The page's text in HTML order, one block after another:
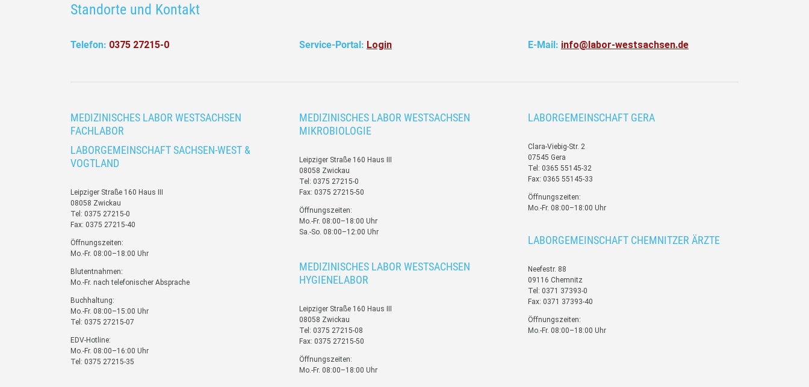
Standorte und Kontakt
Telefon: 0375 27215-0 Service-Portal: Login E-Mail: info@labor-westsachsen.de
MEDIZINISCHES LABOR WESTSACHSEN
FACHLABOR
LABORGEMEINSCHAFT SACHSEN-WEST &
VOGTLAND
Leipziger Straße 160 Haus III
08058 Zwickau
Tel: 0375 27215-0
Fax: 0375 27215-40
Öffnungszeiten:
Mo.-Fr. 08:00–18:00 Uhr
Blutentnahmen:
Mo.-Fr. nach telefonischer Absprache
Buchhaltung:
Mo.-Fr. 08:00–15:00 Uhr
Tel: 0375 27215-07
EDV-Hotline:
Mo.-Fr. 08:00–16:00 Uhr
Tel: 0375 27215-35
MEDIZINISCHES LABOR WESTSACHSEN
MIKROBIOLOGIE
Leipziger Straße 160 Haus III
08058 Zwickau
Tel: 0375 27215-0
Fax: 0375 27215-50
Öffnungszeiten:
Mo.-Fr. 08:00–18:00 Uhr
Sa.-So. 08:00–12:00 Uhr
MEDIZINISCHES LABOR WESTSACHSEN
HYGIENELABOR
Leipziger Straße 160 Haus III
08058 Zwickau
Tel: 0375 27215-08
Fax: 0375 27215-50
Öffnungszeiten:
Mo.-Fr. 08:00–18:00 Uhr
LABORGEMEINSCHAFT GERA
Clara-Viebig-Str. 2
07545 Gera
Tel: 0365 55145-32
Fax: 0365 55145-33
Öffnungszeiten:
Mo.-Fr. 08:00–18:00 Uhr
LABORGEMEINSCHAFT CHEMNITZER ÄRZTE
Neefestr. 88
09116 Chemnitz
Tel: 0371 37393-0
Fax: 0371 37393-40
Öffnungszeiten:
Mo.-Fr. 08:00–18:00 Uhr